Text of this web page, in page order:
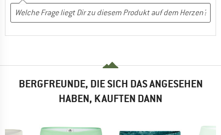
BERGFREUNDE, DIE SICH DAS ANGESEHEN
HABEN, KAUFTEN DANN